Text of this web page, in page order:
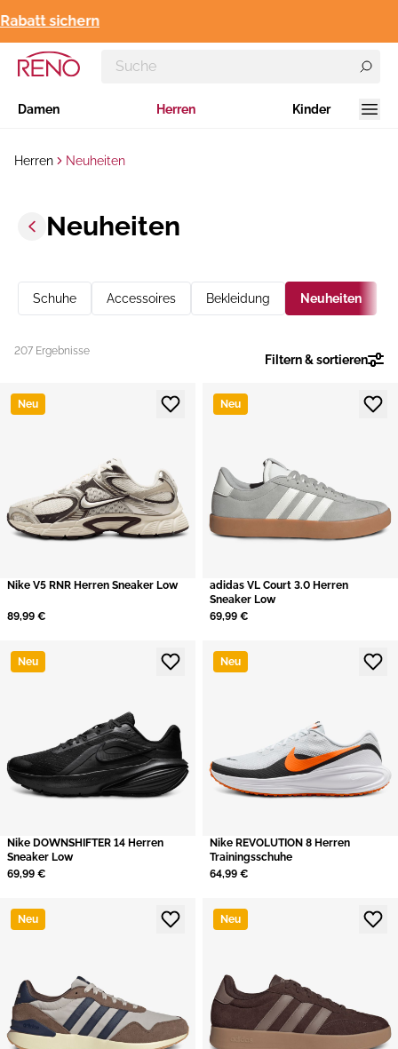
Damen Herren Kinder
Herren Neuheiten
Neuheiten
Schuhe Accessoires Bekleidung Neuheiten
Filtern & sortieren
207 Ergebnisse
Neu
Nike V5 RNR Herren Sneaker Low
89,99 €
Neu
adidas VL Court 3.0 Herren
Sneaker Low
69,99 €
Neu
Nike DOWNSHIFTER 14 Herren
Sneaker Low
69,99 €
Neu
Nike REVOLUTION 8 Herren
Trainingsschuhe
64,99 €
Neu Neu